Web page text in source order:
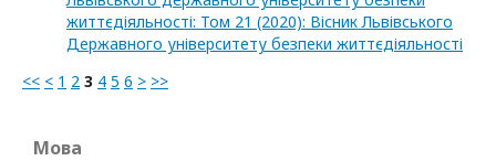
життєдіяльності: Том 21 (2020): Вісник Львівського
Державного університету безпеки життєдіяльності
<< < 1 2 3 4 5 6 > >>
Мова